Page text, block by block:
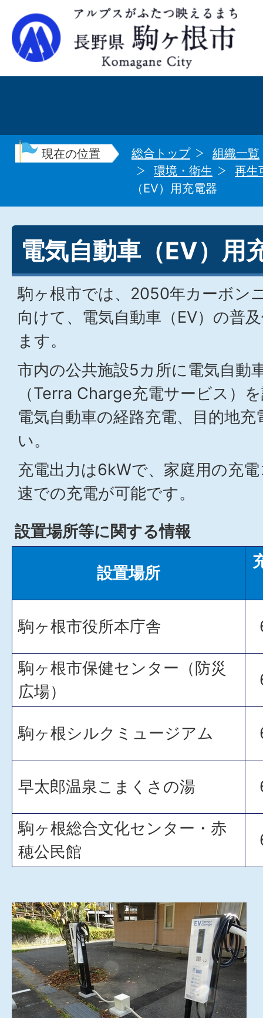
現在の位置 総合トップ
組織一覧
環境・衛生
再生
（EV）用充電器
電気自動車（EV）用
駒ヶ根市では、2050年カーボン
向けて、電気自動車（EV）の普
ます。
市内の公共施設5カ所に電気自動
（Terra Charge充電サービス）
電気自動車の経路充電、目的地
い。
充電出力は6kWで、家庭用の充
速での充電が可能です。
設置場所等に関する情報
設置場所
駒ヶ根市役所本庁舎
駒ヶ根市保健センター（防災
広場）
駒ヶ根シルクミュージアム
早太郎温泉こまくさの湯
駒ヶ根総合文化センター・赤
穂公民館